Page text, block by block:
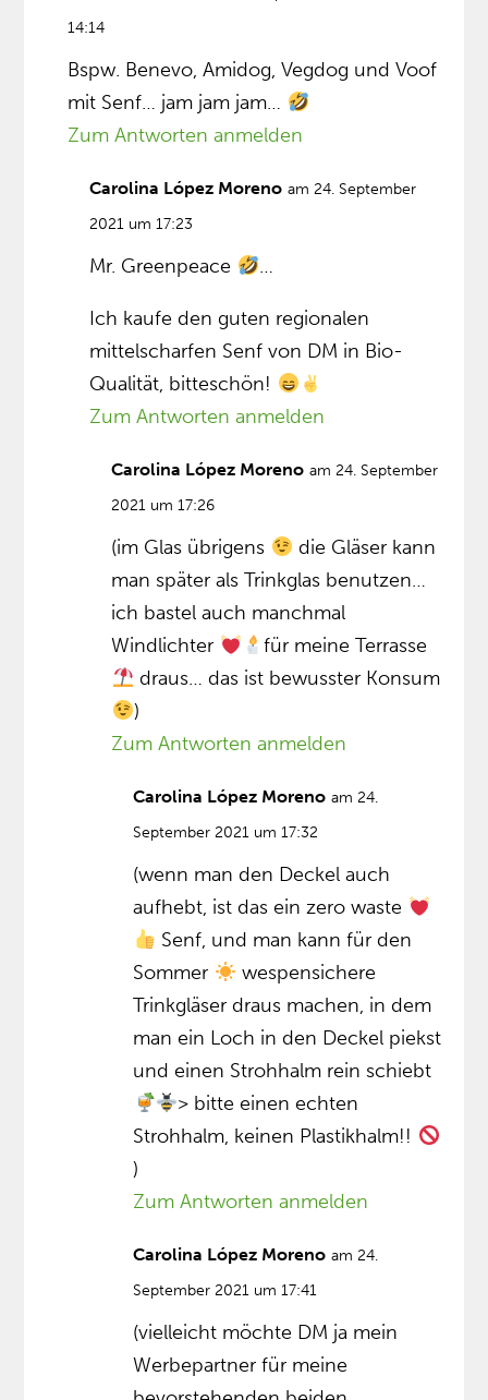
14:14
Bspw. Benevo, Amidog, Vegdog und Voof
mit Senf… jam jam jam…
Zum Antworten anmelden
Carolina López Moreno am 24. September
2021 um 17:23
Mr. Greenpeace …
Ich kaufe den guten regionalen
mittelscharfen Senf von DM in Bio-
Qualität, bitteschön!
Zum Antworten anmelden
Carolina López Moreno am 24. September
2021 um 17:26
(im Glas übrigens
die Gläser kann
man später als Trinkglas benutzen…
ich bastel auch manchmal
Windlichter
für meine Terrasse
draus… das ist bewusster Konsum
)
Zum Antworten anmelden
Carolina López Moreno am 24.
September 2021 um 17:32
(wenn man den Deckel auch
aufhebt, ist das ein zero waste
Senf, und man kann für den
Sommer
wespensichere
Trinkgläser draus machen, in dem
man ein Loch in den Deckel piekst
und einen Strohhalm rein schiebt
> bitte einen echten
Strohhalm, keinen Plastikhalm!!
)
Zum Antworten anmelden
Carolina López Moreno am 24.
September 2021 um 17:41
(vielleicht möchte DM ja mein
Werbepartner für meine